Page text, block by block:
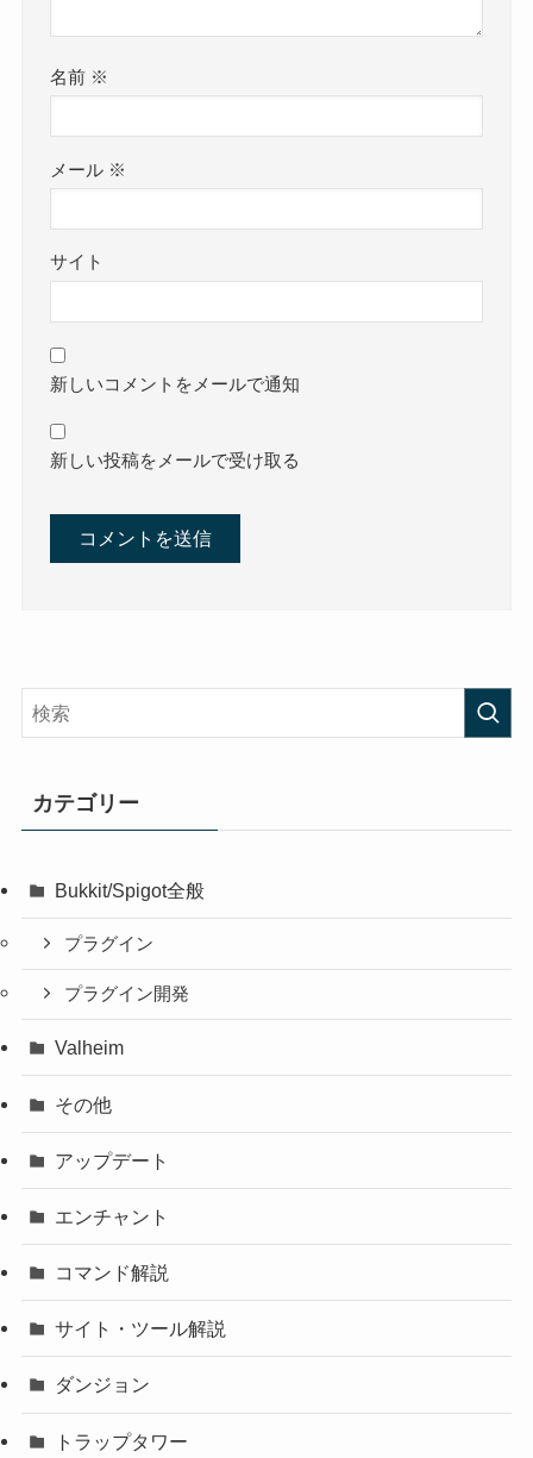
名前 ※
メール ※
サイト
新しいコメントをメールで通知
新しい投稿をメールで受け取る
カテゴリー
Bukkit/Spigot全般
プラグイン
プラグイン開発
Valheim
その他
アップデート
エンチャント
コマンド解説
サイト・ツール解説
ダンジョン
トラップタワー